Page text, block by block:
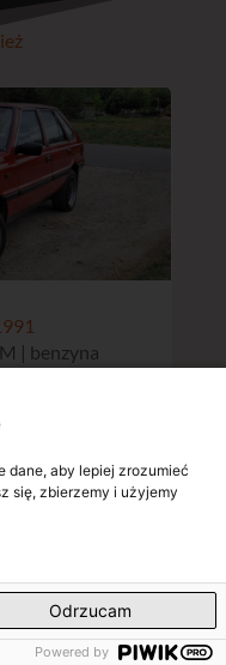
| benzyna
PL
dane, aby lepiej zrozumieć
się, zbierzemy i użyjemy
Odrzucam
Powered by